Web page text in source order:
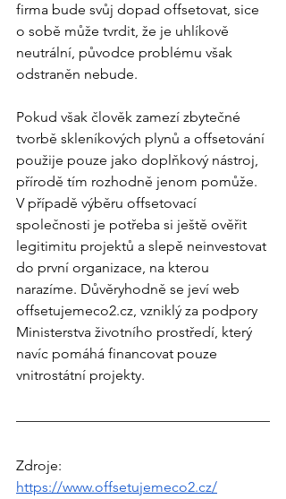
firma bude svůj dopad offsetovat, sice
o sobě může tvrdit, že je uhlíkově
neutrální, původce problému však
odstraněn nebude.
Pokud však člověk zamezí zbytečné
tvorbě skleníkových plynů a offsetování
použije pouze jako doplňkový nástroj,
přírodě tím rozhodně jenom pomůže.
V případě výběru offsetovací
společnosti je potřeba si ještě ověřit
legitimitu projektů a slepě neinvestovat
do první organizace, na kterou
narazíme. Důvěryhodně se jeví web
offsetujemeco2.cz, vzniklý za podpory
Ministerstva životního prostředí, který
navíc pomáhá financovat pouze
vnitrostátní projekty.
Zdroje:
https://www.offsetujemeco2.cz/